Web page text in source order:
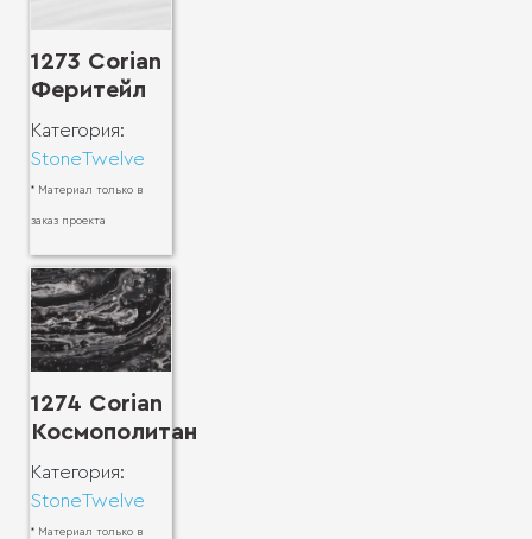
1273 Corian
Феритейл
Категория:
StoneTwelve
* Материал только в
заказ проекта
1274 Corian
Космополитан
Категория:
StoneTwelve
* Материал только в